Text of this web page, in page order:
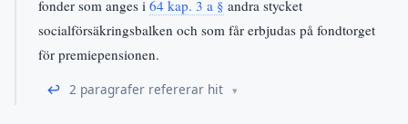
fonder som anges i 64 kap. 3 a § andra stycket
socialförsäkringsbalken och som får erbjudas på fondtorget
för premiepensionen.
↩ 2 paragrafer refererar hit